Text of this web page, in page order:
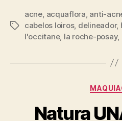
Tags
acne, acquaflora, anti-
cabelos loiros, delineador,
l'occitane, la roche-posay,
Natura